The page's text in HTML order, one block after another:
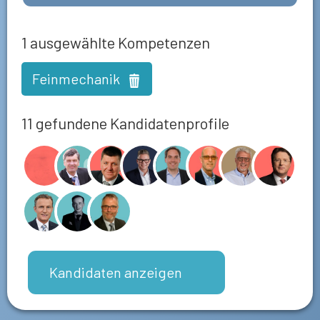
1 ausgewählte Kompetenzen
Feinmechanik
11 gefundene Kandidatenprofile
Kandidaten anzeigen